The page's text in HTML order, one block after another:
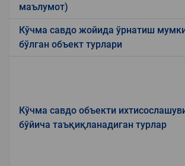
маълумот)
Кўчма савдо жойида ўрнатиш
бўлган объект турлари
Кўчма савдо объекти
бўйича таъқиқланадиган турлар